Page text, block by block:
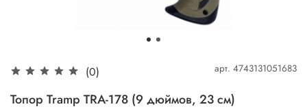
(0) арт. 4743131051683
Топор Tramp TRA-178 (9 дюймов, 23 см)